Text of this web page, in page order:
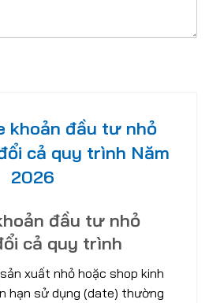
khoản đầu tư nhỏ
cả quy trình Năm
2026
đầu tư nhỏ
cả quy trình
xuất nhỏ hoặc shop kinh
hạn sử dụng (date) thường